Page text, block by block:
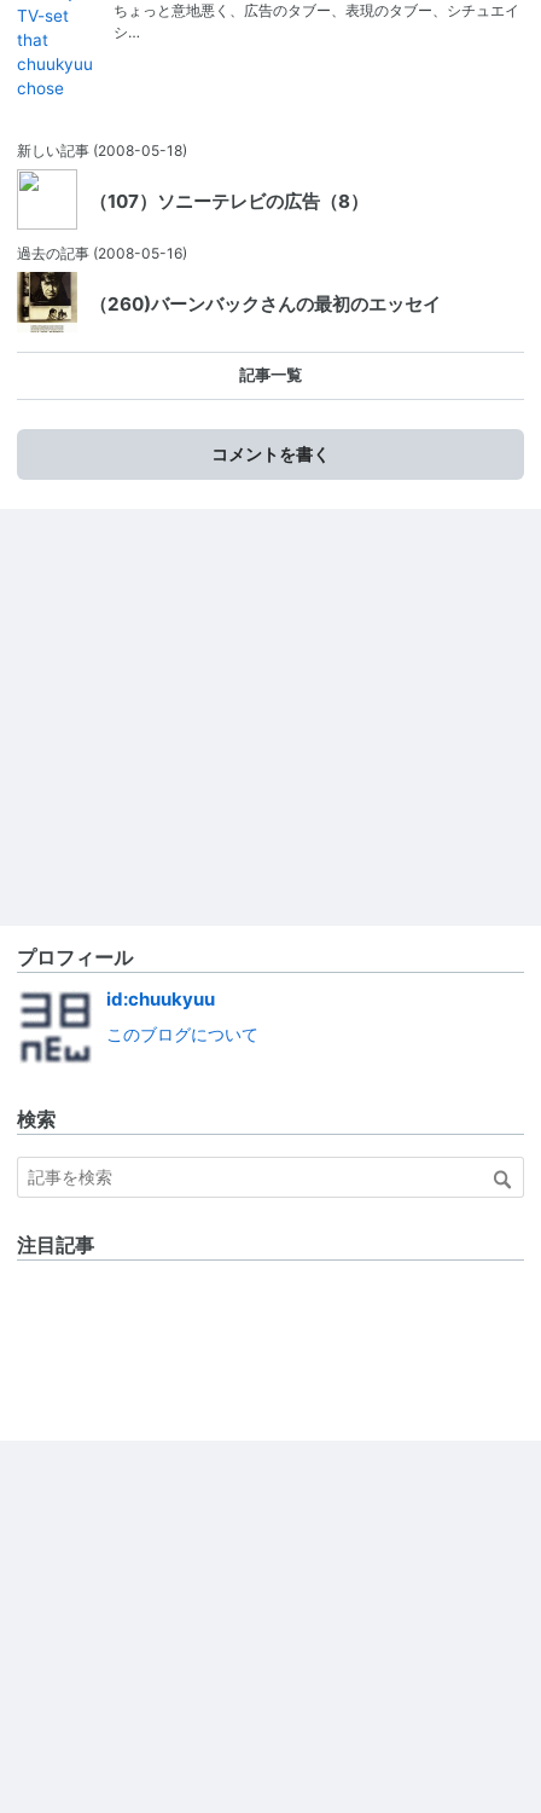
ちょっと意地悪く、広告のタブー、表現のタブー、シチュエイ
シ…
新しい記事 (2008-05-18)
（107）ソニーテレビの広告（8）
過去の記事 (2008-05-16)
（260)バーンバックさんの最初のエッセイ
記事一覧
コメントを書く
プロフィール
id:chuukyuu
このブログについて
検索
注目記事